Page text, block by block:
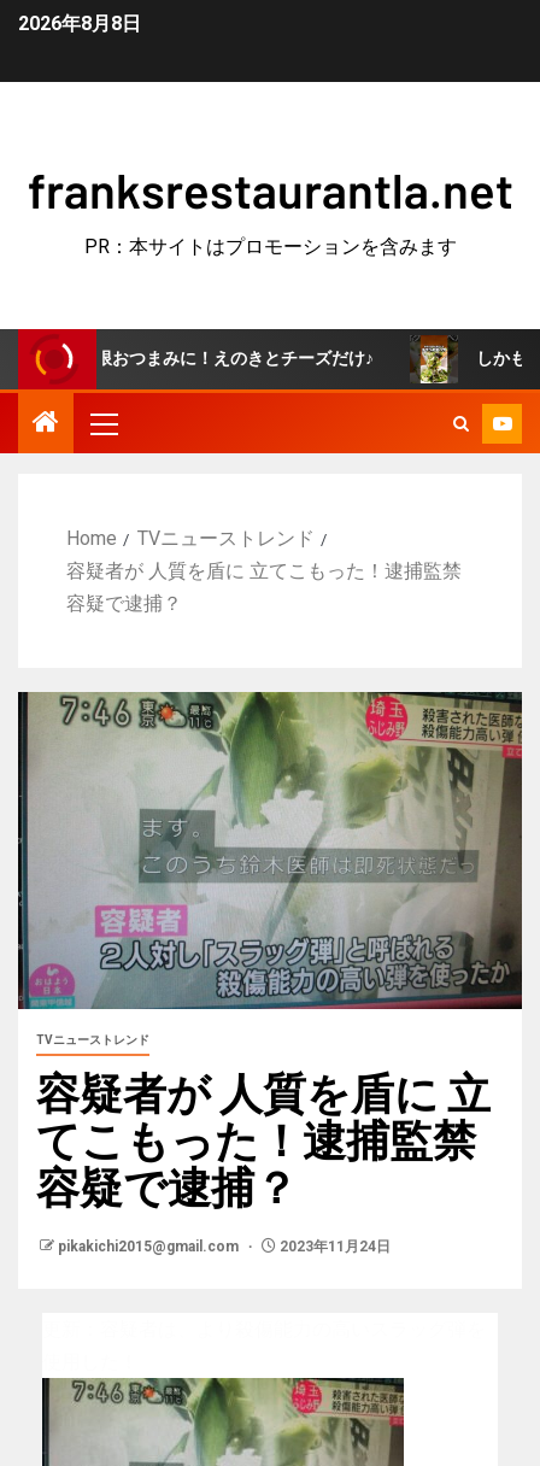
2026年8月8日
franksrestaurantla.net
PR：本サイトはプロモーションを含みます
おつまみに！えのきとチーズだけ♪ しかもたった5分
Home
TVニューストレンド
容疑者が 人質を盾に 立てこもった！逮捕監禁
容疑で逮捕？
TVニューストレンド
容疑者が 人質を盾に 立
てこもった！逮捕監禁
容疑で逮捕？
pikakichi2015@gmail.com 2023年11月24日